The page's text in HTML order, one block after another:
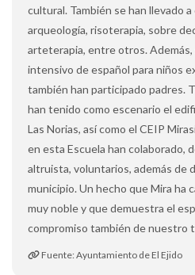
cultural. También se han llevado
arqueología, risoterapia, sobre
arteterapia, entre otros.
intensivo de español para niños
también han participado padres.
han tenido como escenario el
Las Norias, así como el CEIP
en esta Escuela han colaborado,
altruista, voluntarios, además de
municipio. Un hecho que Mira ha
muy noble y que demuestra el
compromiso también de nuestro
Fuente: Ayuntamiento de El Ejido